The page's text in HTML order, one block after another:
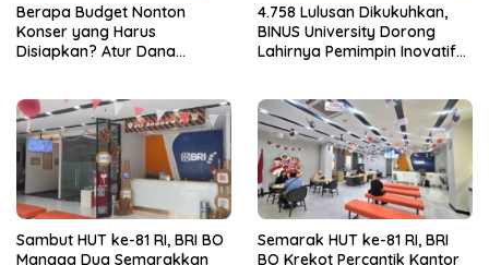
Berapa Budget Nonton
Konser yang Harus
Disiapkan? Atur Dana
4.758 Lulusan Dikukuhkan,
BINUS University Dorong
Lahirnya Pemimpin Inovatif
Sambut HUT ke-81 RI, BRI BO
Mangga Dua Semarakkan
Semarak HUT ke-81 RI, BRI
BO Krekot Percantik Kantor